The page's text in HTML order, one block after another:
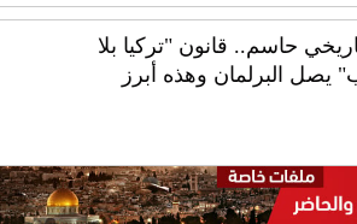
حاسم.. قانون "تركيا بلا
يصل البرلمان وهذه أبرز